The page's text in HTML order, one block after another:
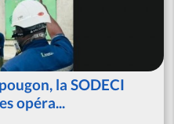
la SODECI
opéra...